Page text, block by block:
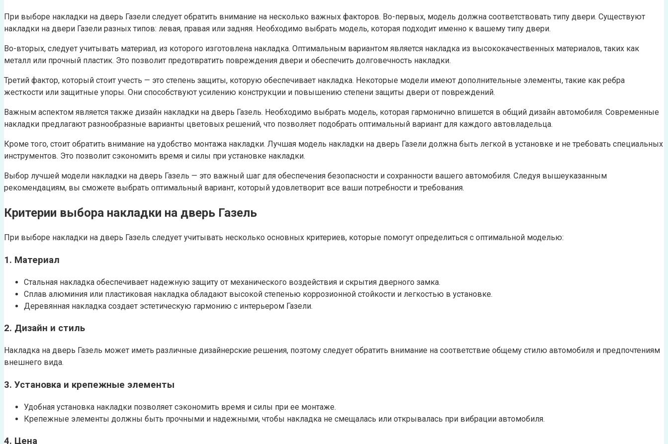
При выборе накладки на дверь Газели следует обратить внимание на несколько важных факторов. Во-первых, модель должна соответствовать типу двери. Существуют
накладки на двери Газели разных типов: левая, правая или задняя. Необходимо выбрать модель, которая подходит именно к вашему типу двери.
Во-вторых, следует учитывать материал, из которого изготовлена накладка. Оптимальным вариантом является накладка из высококачественных материалов, таких как
металл или прочный пластик. Это позволит предотвратить повреждения двери и обеспечить долговечность накладки.
Третий фактор, который стоит учесть — это степень защиты, которую обеспечивает накладка. Некоторые модели имеют дополнительные элементы, такие как ребра
жесткости или защитные упоры. Они способствуют усилению конструкции и повышению степени защиты двери от повреждений.
Важным аспектом является также дизайн накладки на дверь Газель. Необходимо выбрать модель, которая гармонично впишется в общий дизайн автомобиля. Современные
накладки предлагают разнообразные варианты цветовых решений, что позволяет подобрать оптимальный вариант для каждого автовладельца.
Кроме того, стоит обратить внимание на удобство монтажа накладки. Лучшая модель накладки на дверь Газели должна быть легкой в установке и не требовать специальных
инструментов. Это позволит сэкономить время и силы при установке накладки.
Выбор лучшей модели накладки на дверь Газель — это важный шаг для обеспечения безопасности и сохранности вашего автомобиля. Следуя вышеуказанным
рекомендациям, вы сможете выбрать оптимальный вариант, который удовлетворит все ваши потребности и требования.
Критерии выбора накладки на дверь Газель
При выборе накладки на дверь Газель следует учитывать несколько основных критериев, которые помогут определиться с оптимальной моделью:
1. Материал
Стальная накладка обеспечивает надежную защиту от механического воздействия и скрытия дверного замка.
Сплав алюминия или пластиковая накладка обладают высокой степенью коррозионной стойкости и легкостью в установке.
Деревянная накладка создает эстетическую гармонию с интерьером Газели.
2. Дизайн и стиль
Накладка на дверь Газель может иметь различные дизайнерские решения, поэтому следует обратить внимание на соответствие общему стилю автомобиля и предпочтениям
внешнего вида.
3. Установка и крепежные элементы
Удобная установка накладки позволяет сэкономить время и силы при ее монтаже.
Крепежные элементы должны быть прочными и надежными, чтобы накладка не смещалась или открывалась при вибрации автомобиля.
4. Цена